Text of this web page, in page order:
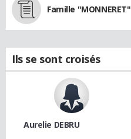
Famille "MONNERET"
Ils se sont croisés
Aurelie DEBRU